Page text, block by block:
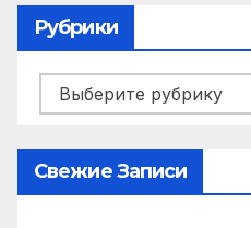
Рубрики
Рубрики
Свежие Записи